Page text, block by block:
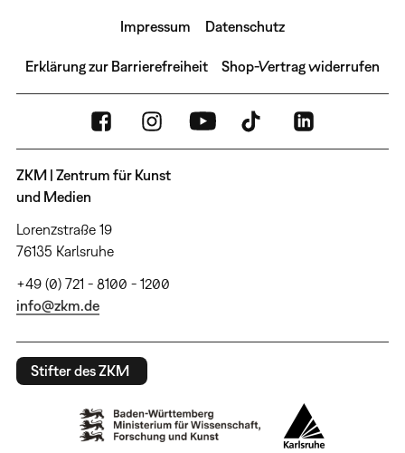
Impressum Datenschutz
Erklärung zur Barrierefreiheit Shop-Vertrag widerrufen
ZKM | Zentrum für Kunst
und Medien
Lorenzstraße 19
76135 Karlsruhe
+49 (0) 721 - 8100 - 1200
info@zkm.de
Stifter des ZKM